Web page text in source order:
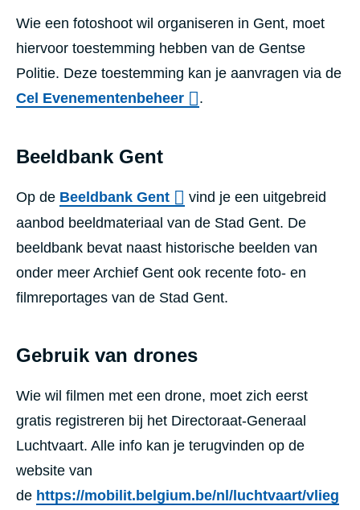
Wie een fotoshoot wil organiseren in Gent, moet
hiervoor toestemming hebben van de Gentse
Politie. Deze toestemming kan je aanvragen via de
Cel Evenementenbeheer
.
Beeldbank Gent
Op de Beeldbank Gent
vind je een uitgebreid
aanbod beeldmateriaal van de Stad Gent. De
beeldbank bevat naast historische beelden van
onder meer Archief Gent ook recente foto- en
filmreportages van de Stad Gent.
Gebruik van drones
Wie wil filmen met een drone, moet zich eerst
gratis registreren bij het Directoraat-Generaal
Luchtvaart. Alle info kan je terugvinden op de
website van
de https://mobilit.belgium.be/nl/luchtvaart/vlieg